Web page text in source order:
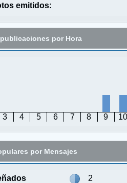
emitidos:
por Hora
3 4 5 6 7 8 9 10
por Mensajes
2